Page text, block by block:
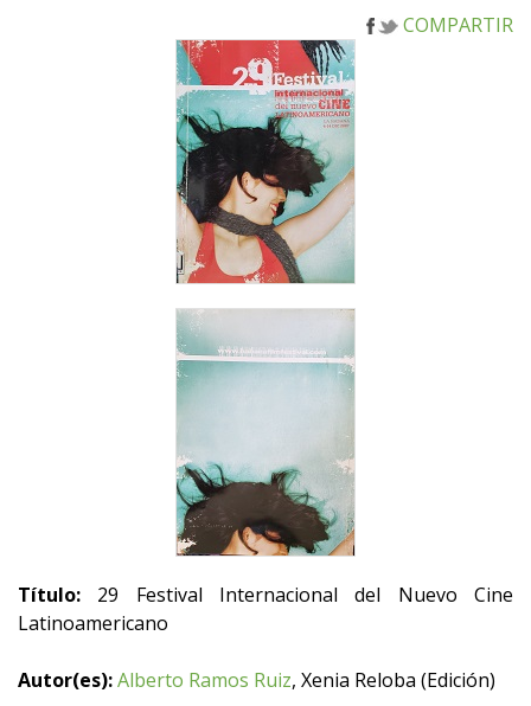
COMPARTIR
Título: 29 Festival Internacional del Nuevo Cine
Latinoamericano
Autor(es):Alberto Ramos Ruiz, Xenia Reloba (Edición)